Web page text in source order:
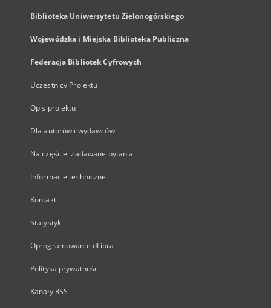
Biblioteka Uniwersytetu Zielonogórskiego
Wojewódzka i Miejska Biblioteka Publiczna
Federacja Bibliotek Cyfrowych
Uczestnicy Projektu
Opis projektu
Dla autorów i wydawców
Najczęściej zadawane pytania
Informacje techniczne
Kontakt
Statystyki
Oprogramowanie dLibra
Polityka prywatności
Kanały RSS